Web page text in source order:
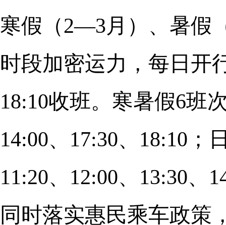
寒假（2—3月）、暑假
时段加密运力，每日开
18:10收班。寒暑假6班
14:00、17:30、18:10；
11:20、12:00、13:30、
同时落实惠民乘车政策